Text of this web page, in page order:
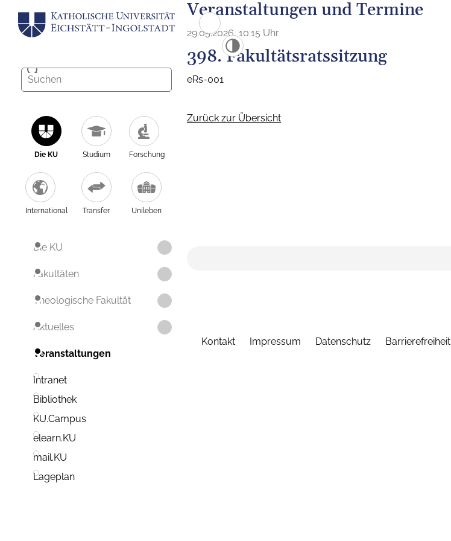
Die KU Studium Forschung
International Transfer Unileben
Die KU
Fakultäten
Theologische Fakultät
Aktuelles
Veranstaltungen
Intranet
Bibliothek
KU.Campus
elearn.KU
mail.KU
Lageplan
Veranstaltungen und Termine
29.05.2026, 10:15 Uhr
398. Fakultätsratssitzung
eRs-001
Zurück zur Übersicht
Kontakt Impressum Datenschutz Barrierefreiheit